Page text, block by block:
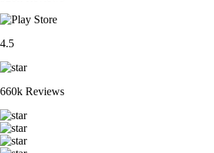
4.5
660k Reviews